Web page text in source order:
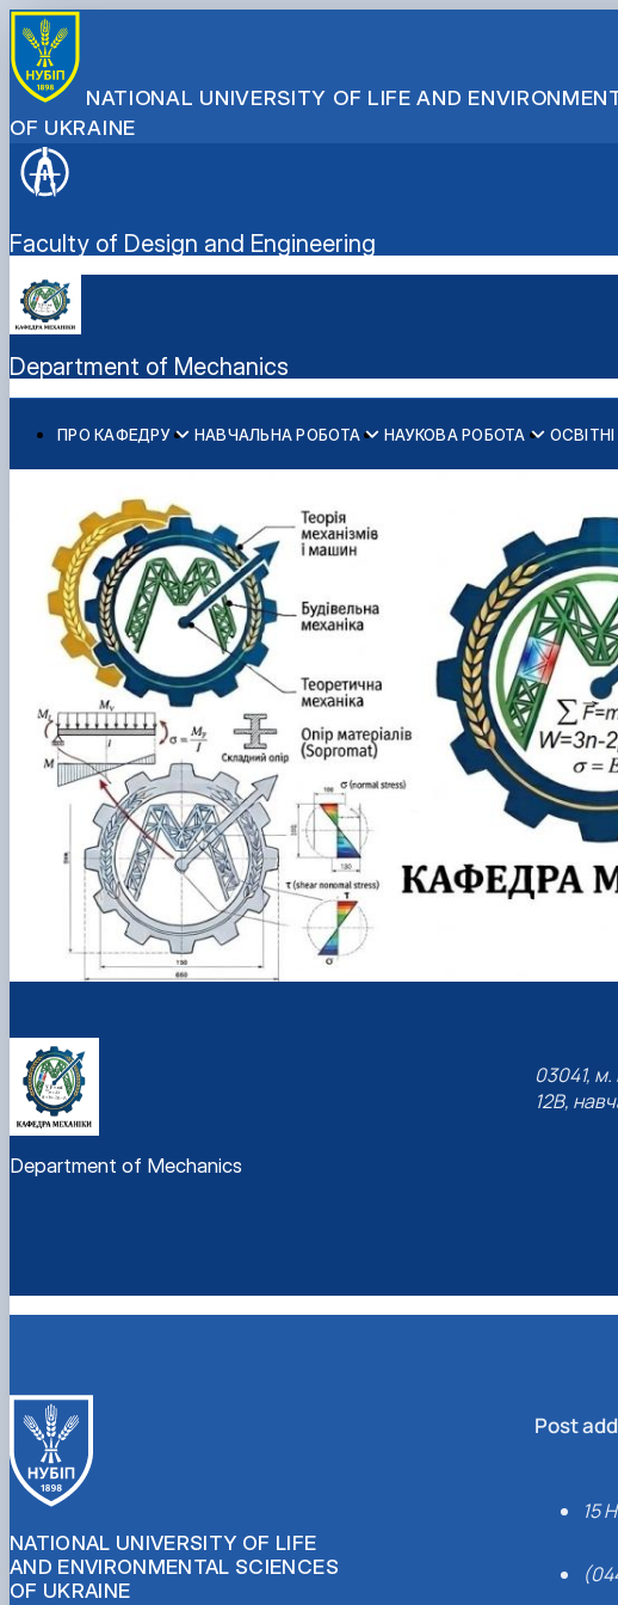
NATIONAL UNIVERSITY OF LIFE AND
OF UKRAINE
Faculty of Design and Engineering
Department of Mechanics
ПРО КАФЕДРУ
Співробітники кафедри
Історія кафедри
Співпраця
НАВЧАЛЬНА РОБОТА
Навчальна робота
Робочі програми навчальних дисциплін
Робочі
НАУКОВА РОБОТА
Наукова робота
Освітньо-професійна програма "Машинобудування" 2025-2026
Освітні компоненти (робочі програми) ОПП "Машинобудування"
Department of Mechanics
03041, м.
12B,
NATIONAL UNIVERSITY OF LIFE
AND ENVIRONMENTAL SCIENCES
OF UKRAINE
Post
15